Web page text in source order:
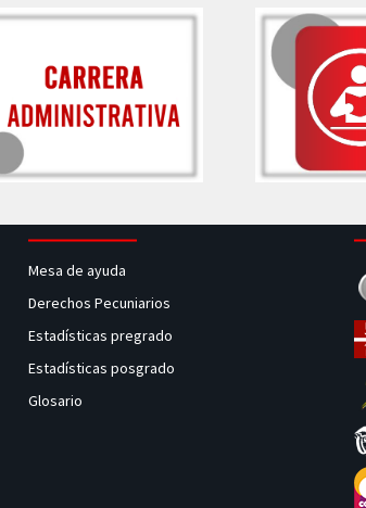
Mesa de ayuda
Derechos Pecuniarios
Estadísticas pregrado
Estadísticas posgrado
Glosario